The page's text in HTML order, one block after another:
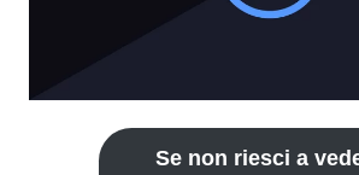
Se non riesci a